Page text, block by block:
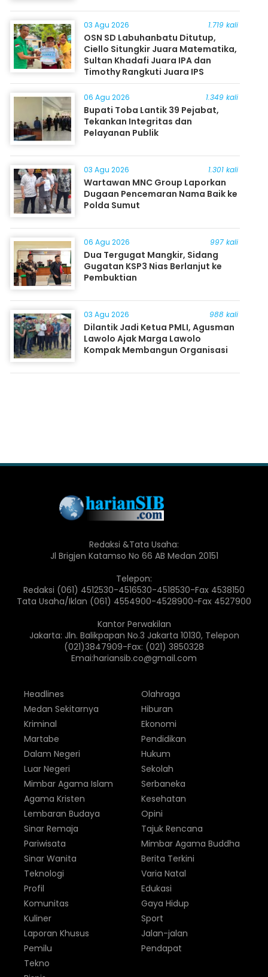
03 Agu 2026 1.719 kali
OSN SD Labuhanbatu Ditutup,
Ciello Situngkir Juara Matematika,
Sultan Khadafi Juara IPA dan
Timothy Rangkuti Juara IPS
06 Agu 2026 1.349 kali
Bupati Toba Lantik 39 Pejabat,
Tekankan Integritas dan
Pelayanan Publik
03 Agu 2026 1.301 kali
Wartawan MNC Group Laporkan
Dugaan Pencemaran Nama Baik ke
Polda Sumut
06 Agu 2026 997 kali
Dua Tergugat Mangkir, Sidang
Gugatan KSP3 Nias Berlanjut ke
Pembuktian
03 Agu 2026 988 kali
Dilantik Jadi Ketua PMLI, Agusman
Lawolo Ajak Marga Lawolo
Kompak Membangun Organisasi
Redaksi &Tata Usaha:
Jl Brigjen Katamso No 66 AB Medan 20151
Telepon:
Redaksi (061) 4512530-4516530-4518530-Fax 4538150
Tata Usaha/Iklan (061) 4554900-4528900-Fax 4527900
Kantor Perwakilan
Jakarta: Jln. Balikpapan No.3 Jakarta 10130, Telepon
(021)3847909-Fax: (021) 3850328
Emai:hariansib.co@gmail.com
Headlines
Medan Sekitarnya
Kriminal
Martabe
Dalam Negeri
Luar Negeri
Olahraga
Hiburan
Ekonomi
Pendidikan
Hukum
Sekolah
Mimbar Agama Islam
Agama Kristen
Lembaran Budaya
Sinar Remaja
Pariwisata
Sinar Wanita
Serbaneka
Kesehatan
Opini
Tajuk Rencana
Mimbar Agama Buddha
Berita Terkini
Teknologi
Profil
Komunitas
Kuliner
Laporan Khusus
Pemilu
Varia Natal
Edukasi
Gaya Hidup
Sport
Jalan-jalan
Pendapat
Tekno